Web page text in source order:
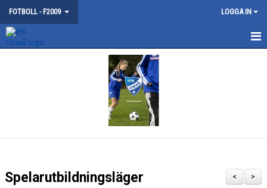
FOTBOLL - F2009 LOGGA IN
>
<
Spelarutbildningsläger